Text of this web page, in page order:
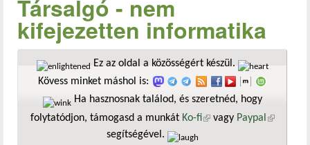
Társalgó - nem
kifejezetten informatika
Ez az oldal a közösségért készül.
Kövess minket máshol is:
Ha hasznosnak találod, és szeretnéd, hogy
folytatódjon, támogasd a munkát Ko-fi(külső hivatkozás)
vagy Paypal
segítségével.